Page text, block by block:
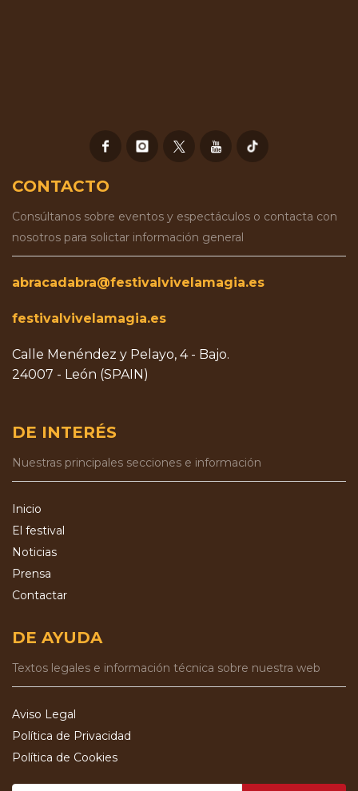
CONTACTO
Consúltanos sobre eventos y espectáculos o contacta con
nosotros para solictar información general
abracadabra@festivalvivelamagia.es
festivalvivelamagia.es
Calle Menéndez y Pelayo, 4 - Bajo.
24007 - León (SPAIN)
DE INTERÉS
Nuestras principales secciones e información
Inicio
El festival
Noticias
Prensa
Contactar
DE AYUDA
Textos legales e información técnica sobre nuestra web
Aviso Legal
Política de Privacidad
Política de Cookies